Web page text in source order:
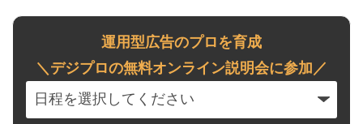
運用型広告のプロを育成
＼デジプロの無料オンライン説明会に参加／